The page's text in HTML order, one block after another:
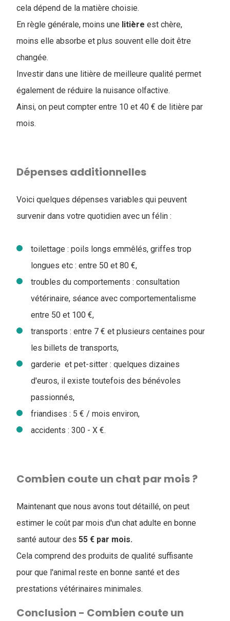
cela dépend de la matière choisie.
En règle générale, moins une litière est chère,
moins elle absorbe et plus souvent elle doit être
changée.
Investir dans une litière de meilleure qualité permet
également de réduire la nuisance olfactive.
Ainsi, on peut compter entre 10 et 40 € de litière par
mois.
Dépenses additionnelles
Voici quelques dépenses variables qui peuvent
survenir dans votre quotidien avec un félin :
toilettage : poils longs emmêlés, griffes trop
longues etc : entre 50 et 80 €,
troubles du comportements : consultation
vétérinaire, séance avec comportementalisme
entre 50 et 100 €,
transports : entre 7 € et plusieurs centaines pour
les billets de transports,
garderie et pet-sitter : quelques dizaines
d'euros, il existe toutefois des bénévoles
passionnés,
friandises : 5 € / mois environ,
accidents : 300 - X €.
Combien coute un chat par mois ?
Maintenant que nous avons tout détaillé, on peut
estimer le coût par mois d'un chat adulte en bonne
santé autour des 55 € par mois.
Cela comprend des produits de qualité suffisante
pour que l'animal reste en bonne santé et des
prestations vétérinaires minimales.
Conclusion - Combien coute un